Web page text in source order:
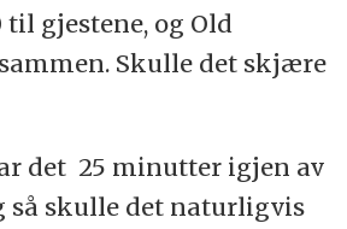
gjestene, og Old
Skulle det skjære
det 25 minutter igjen av
så skulle det naturligvis